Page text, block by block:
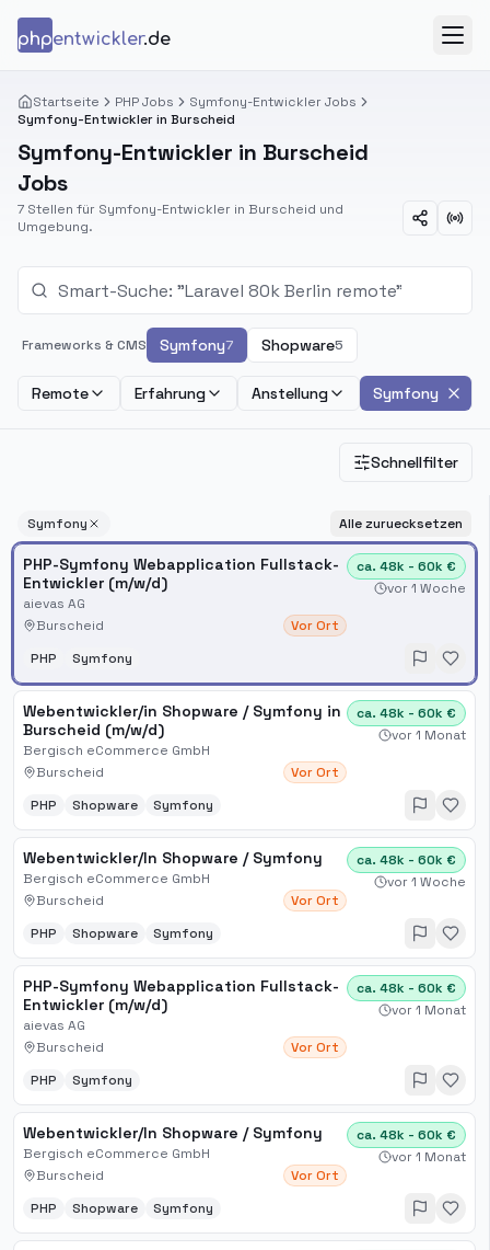
phpentwickler.de
Startseite PHP Jobs
Symfony-Entwickler Jobs
Symfony-Entwickler in Burscheid
Symfony-Entwickler in Burscheid
Jobs
7 Stellen für Symfony-Entwickler in Burscheid und
Umgebung.
Frameworks & CMS Symfony7 Shopware5
Remote Erfahrung Anstellung Symfony
Schnellfilter
Symfony Alle zuruecksetzen
PHP-Symfony Webapplication Fullstack-
Entwickler (m/w/d)
aievas AG
Burscheid
Vor Ort
ca. 48k - 60k €
vor 1 Woche
PHP Symfony
Webentwickler/in Shopware / Symfony in
Burscheid (m/w/d)
Bergisch eCommerce GmbH
Burscheid
Vor Ort
ca. 48k - 60k €
vor 1 Monat
PHP Shopware Symfony
Webentwickler/In Shopware / Symfony
Bergisch eCommerce GmbH
Burscheid
Vor Ort
ca. 48k - 60k €
vor 1 Woche
PHP Shopware Symfony
PHP-Symfony Webapplication Fullstack-
Entwickler (m/w/d)
aievas AG
Burscheid
Vor Ort
ca. 48k - 60k €
vor 1 Monat
PHP Symfony
Webentwickler/In Shopware / Symfony
Bergisch eCommerce GmbH
Burscheid
Vor Ort
ca. 48k - 60k €
vor 1 Monat
PHP Shopware Symfony